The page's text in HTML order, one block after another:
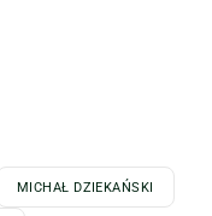
MICHAŁ DZIEKAŃSKI